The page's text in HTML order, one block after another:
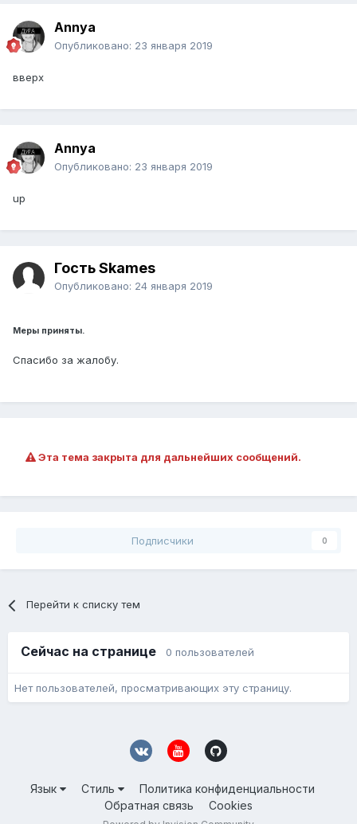
Annya
Опубликовано: 23 января 2019
вверх
Annya
Опубликовано: 23 января 2019
up
Гость Skames
Опубликовано: 24 января 2019
Меры приняты.
Спасибо за жалобу.
Эта тема закрыта для дальнейших сообщений.
Подписчики 0
Перейти к списку тем
Сейчас на странице 0 пользователей
Нет пользователей, просматривающих эту страницу.
Язык Стиль
Политика конфиденциальности
Обратная связь
Cookies